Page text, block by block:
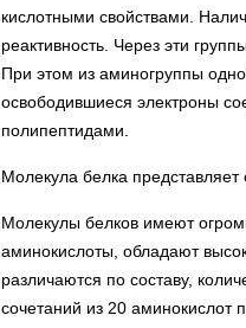
кислотными свойствами.
реактивность. Через эти
При этом из аминогруппы
освободившиеся электроны
полипептидами.
Молекула белка представляет
Молекулы белков имеют
аминокислоты, обладают
различаются по составу,
сочетаний из 20 аминокислот